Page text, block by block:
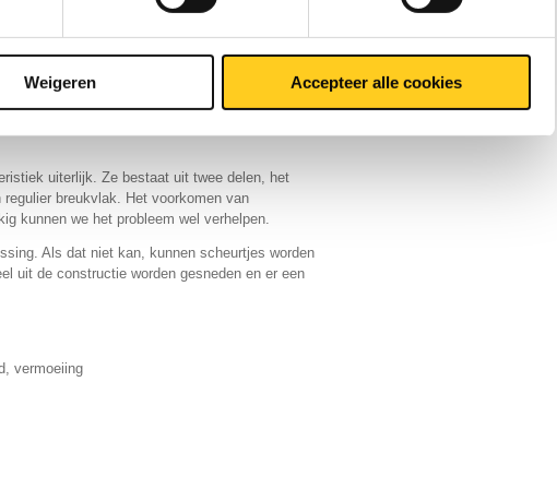
Weigeren Accepteer alle cookies
opgebouwd waarbij het beoogde
van het staal. Na afloop wordt er dan
hand hiervan kan berekend worden hoe lang
des te sneller groeien de
Het feit dat de Merwedebrug er erger aan toe
verkeersdrukte.
uiterlijk. Ze bestaat uit twee delen, het
regulier breukvlak. Het voorkomen van
kunnen we het probleem wel verhelpen.
Als dat niet kan, kunnen scheurtjes worden
uit de constructie worden gesneden en er een
, vermoeiing